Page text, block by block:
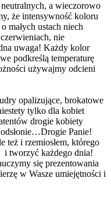
a wieczorowo
że intensywność koloru
małych ustach niech
nie
uwaga! Każdy kolor
podkreślą temperaturę
używajmy odcieni
opalizujące, brokatowe
tylko dla kobiet
drogie kobiety
Panie!
też i rzemiosłem, którego
i tworzyć każdego dnia!
się prezentowania
w Wasze umiejętności i